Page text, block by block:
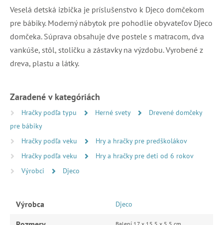
Veselá detská izbička je príslušenstvo k Djeco domčekom
pre bábiky. Moderný nábytok pre pohodlie obyvateľov Djeco
domčeka. Súprava obsahuje dve postele s matracom, dva
vankúše, stôl, stoličku a zástavky na výzdobu. Vyrobené z
dreva, plastu a látky.
Zaradené v kategóriách
Hračky podľa typu Herné svety
Drevené domčeky
pre bábiky
Hračky podľa veku
Hry a hračky pre predškolákov
Hračky podľa veku
Hry a hračky pre deti od 6 rokov
Výrobci
Djeco
Výrobca Djeco